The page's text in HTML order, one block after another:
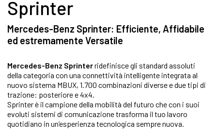
Sprinter
Mercedes-Benz Sprinter: Efficiente, Affidabile
ed estremamente Versatile
Mercedes-Benz Sprinterridefinisce gli standard assoluti
della categoria con una connettività intelligente integrata al
nuovo sistema MBUX, 1.700 combinazioni diverse e due tipi di
trazione: posteriore e 4x4.
Sprinter è il campione della mobilità del futuro che con i suoi
evoluti sistemi di comunicazione trasforma il tuo lavoro
quotidiano in un’esperienza tecnologica sempre nuova.